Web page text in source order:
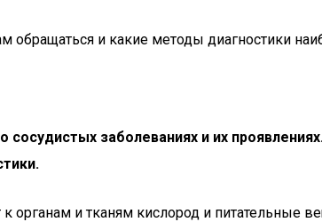
и какие методы диагностики
заболеваниях и их
органам и тканям кислород и питательные